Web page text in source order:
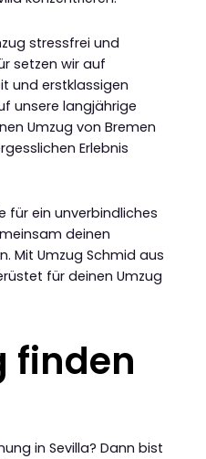
stressfrei und
setzen wir auf
und erstklassigen
unsere langjährige
Umzug von Bremen
Erlebnis
für ein unverbindliches
deinen
Mit Umzug Schmid aus
für deinen Umzug
finden
in Sevilla? Dann bist